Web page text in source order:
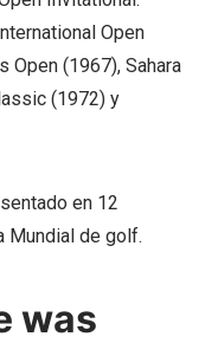
Open
Open (1967), Sahara
(1972) y
en 12
Mundial de golf.
was